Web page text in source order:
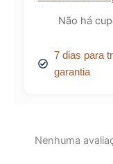
Não há
7 dias para
garantia
Nenhuma